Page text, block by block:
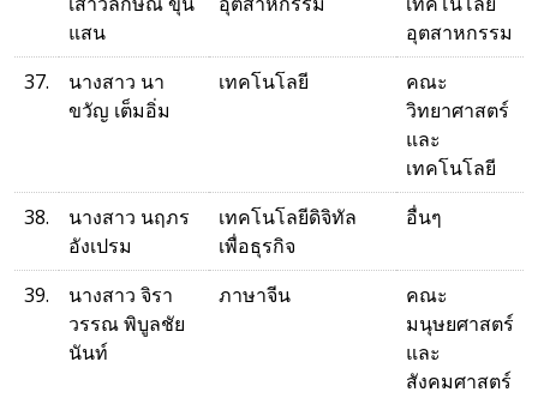
แสน
อุตสาหกรรม
37.
นางสาว นา
ขวัญ เต็มอิ่ม
เทคโนโลยี
คณะ
วิทยาศาสตร์
และ
เทคโนโลยี
38.
นางสาว นฤภร
อังเปรม
เทคโนโลยีดิจิทัล
เพื่อธุรกิจ
อื่นๆ
39.
นางสาว จิรา
วรรณ พิบูลชัย
นันท์
ภาษาจีน
คณะ
มนุษยศาสตร์
และ
สังคมศาสตร์